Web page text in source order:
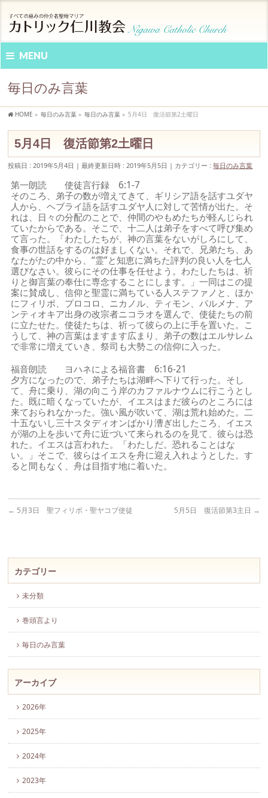
MENU
毎日のみ言葉
HOME » 毎日のみ言葉 » 毎日のみ言葉 » 5月4日 復活節第2土曜日
5月4日 復活節第2土曜日
投稿日 : 2019年5月4日 最終更新日時 : 2019年5月5日 カテゴリー :毎日のみ言葉
第一朗読 使徒言行録 6:1-7
そのころ、弟子の数が増えてきて、ギリシア語を話すユダヤ
人から、ヘブライ語を話すユダヤ人に対して苦情が出た。そ
れは、日々の分配のことで、仲間のやもめたちが軽んじられ
ていたからである。そこで、十二人は弟子をすべて呼び集め
て言った。「わたしたちが、神の言葉をないがしろにして、
食事の世話をするのは好ましくない。それで、兄弟たち、あ
なたがたの中から、“霊”と知恵に満ちた評判の良い人を七人
選びなさい。彼らにその仕事を任せよう。わたしたちは、祈
りと御言葉の奉仕に専念することにします。」一同はこの提
案に賛成し、信仰と聖霊に満ちている人ステファノと、ほか
にフィリポ、プロコロ、ニカノル、ティモン、パルメナ、ア
ンティオキア出身の改宗者ニコラオを選んで、使徒たちの前
に立たせた。使徒たちは、祈って彼らの上に手を置いた。こ
うして、神の言葉はますます広まり、弟子の数はエルサレム
で非常に増えていき、祭司も大勢この信仰に入った。
福音朗読 ヨハネによる福音書 6:16-21
夕方になったので、弟子たちは湖畔へ下りて行った。そし
て、舟に乗り、湖の向こう岸のカファルナウムに行こうとし
た。既に暗くなっていたが、イエスはまだ彼らのところには
来ておられなかった。強い風が吹いて、湖は荒れ始めた。二
十五ないし三十スタディオンばかり漕ぎ出したころ、イエス
が湖の上を歩いて舟に近づいて来られるのを見て、彼らは恐
れた。イエスは言われた。「わたしだ。恐れることはな
い。」そこで、彼らはイエスを舟に迎え入れようとした。す
ると間もなく、舟は目指す地に着いた。
← 5月3日 聖フィリポ・聖ヤコブ使徒 5月5日 復活節第3主日 →
カテゴリー
未分類
巻頭言より
毎日のみ言葉
アーカイブ
2026年
2025年
2024年
2023年